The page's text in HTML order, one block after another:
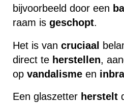
bijvoorbeeld door een
raam is geschopt.
Het is van cruciaal
direct te herstellen,
op vandalisme en
Een glaszetter herstelt